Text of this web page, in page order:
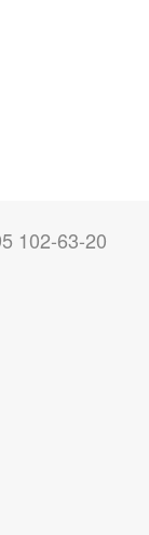
102-63-20